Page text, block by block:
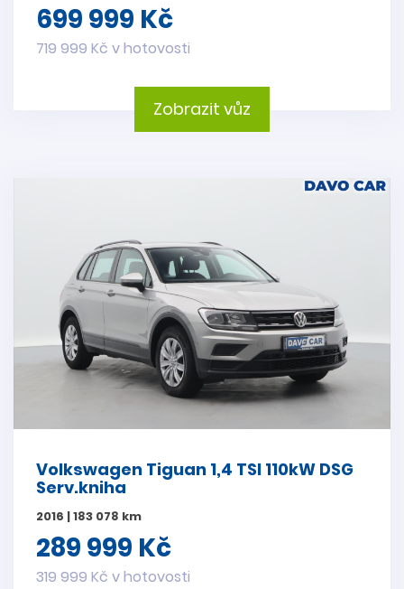
699 999 Kč
719 999 Kč v hotovosti
Zobrazit vůz
Volkswagen Tiguan 1,4 TSI 110kW DSG
Serv.kniha
2016 | 183 078 km
289 999 Kč
319 999 Kč v hotovosti